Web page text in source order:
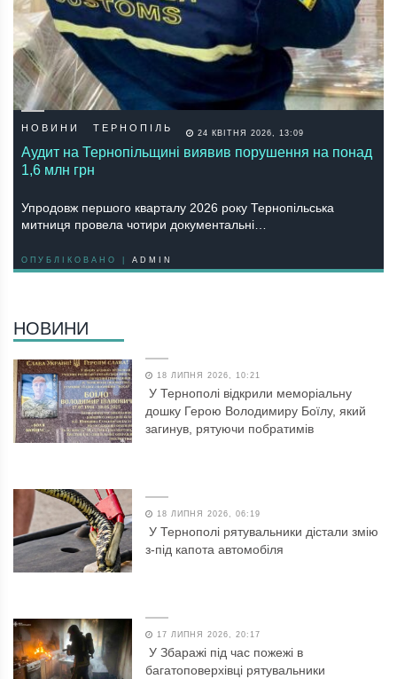
НОВИНИ ТЕРНОПІЛЬ 24 КВІТНЯ 2026, 13:09
Аудит на Тернопільщині виявив порушення на понад
1,6 млн грн
Упродовж першого кварталу 2026 року Тернопільська
митниця провела чотири документальні…
ОПУБЛІКОВАНО | ADMIN
НОВИНИ
18 ЛИПНЯ 2026, 10:21
У Тернополі відкрили меморіальну
дошку Герою Володимиру Боїлу, який
загинув, рятуючи побратимів
18 ЛИПНЯ 2026, 06:19
У Тернополі рятувальники дістали змію
з-під капота автомобіля
17 ЛИПНЯ 2026, 20:17
У Збаражі під час пожежі в
багатоповерхівці рятувальники